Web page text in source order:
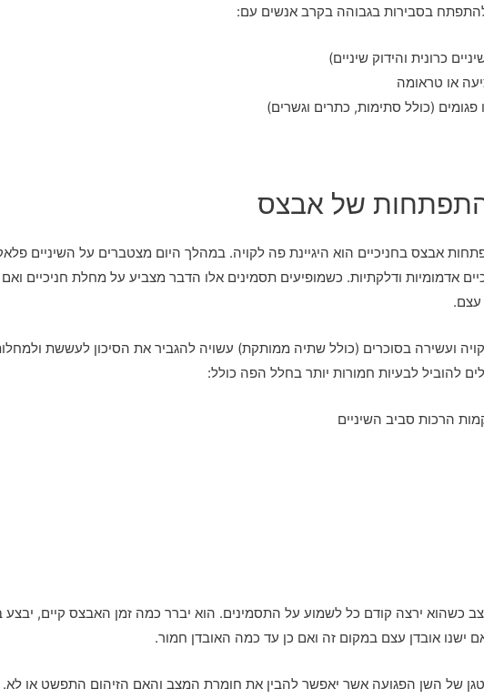
בסבירות בגבוהה בקרב אנשים עם:
כרונית והידוק שיניים)
או טראומה
פגומים (כולל סתימות, כתרים וגשרים)
להתפתחות של אבצס
אבצס בחניכיים הוא היגיינת פה לקויה. במהלך היום מצטברים על השיניים
אדמומיות ודלקתיות. כשמופיעים תסמינים אלו הדבר מצביע על מחלת חניכיים
עצם.
ועשירה בסוכרים (כולל שתיה ממותקת) עשויה להגביר את הסיכון לעששת
להוביל לבעיות חמורות יותר בחלל הפה כולל:
הרכות סביב השיניים
כשהוא ירצה קודם כל לשמוע על התסמינים. הוא יברר כמה זמן האבצס קיים, יבצע
ישנו אובדן עצם במקום זה ואם כן עד כמה האובדן חמור.
של השן הפגועה אשר יאפשר להבין את חומרת המצב והאם הזיהום התפשט או